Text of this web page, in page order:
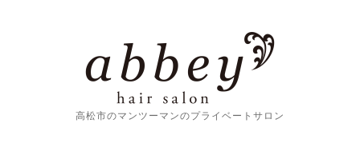
高松市のマンツーマンのプライベートサロン